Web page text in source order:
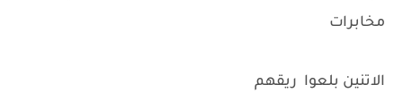
مخابرات
الاتنين بلعوا ريقهم